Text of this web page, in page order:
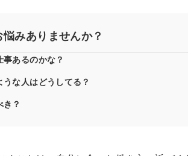
悩みありませんか？
事あるのかな？
うな人はどうしてる？
き？